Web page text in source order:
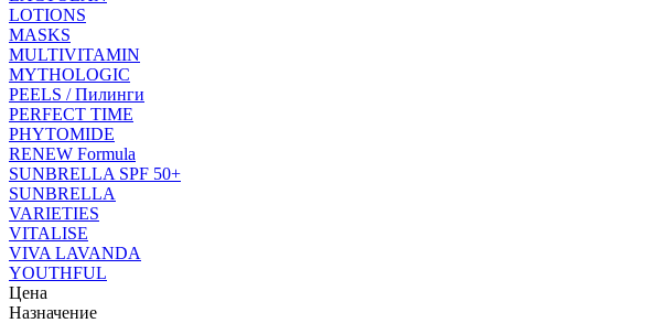
LOTIONS
MASKS
MULTIVITAMIN
MYTHOLOGIC
PEELS / Пилинги
PERFECT TIME
PHYTOMIDE
RENEW Formula
SUNBRELLA SPF 50+
SUNBRELLA
VARIETIES
VITALISE
VIVA LAVANDA
YOUTHFUL
Цена
Назначение